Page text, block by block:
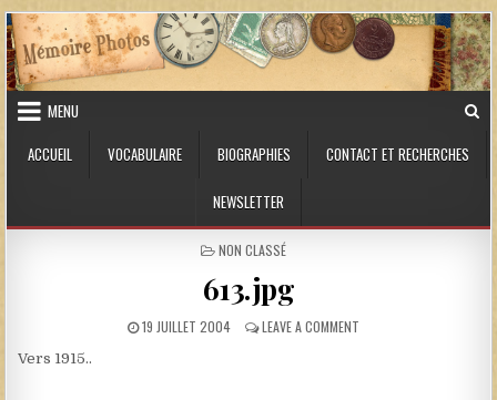
Skip to content
MENU
ACCUEIL
VOCABULAIRE BIOGRAPHIES CONTACT ET RECHERCHES
NEWSLETTER
POSTED IN
NON CLASSÉ
613.jpg
PUBLISHED DATE:
19 JUILLET 2004 LEAVE A COMMENTON 613.JPG
Vers 1915..